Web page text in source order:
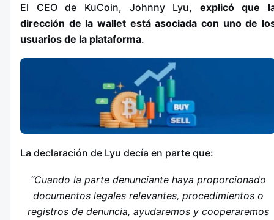
El CEO de KuCoin, Johnny Lyu, explicó que
dirección de la wallet está asociada con uno de
usuarios de la plataforma.
La declaración de Lyu decía en parte que:
“Cuando la parte denunciante haya proporcionado
documentos legales relevantes, procedimientos o
registros de denuncia, ayudaremos y cooperaremos